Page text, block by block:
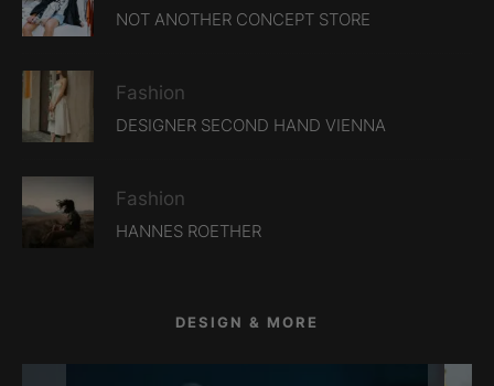
NOT ANOTHER CONCEPT STORE
Fashion
DESIGNER SECOND HAND VIENNA
Fashion
HANNES ROETHER
DESIGN & MORE